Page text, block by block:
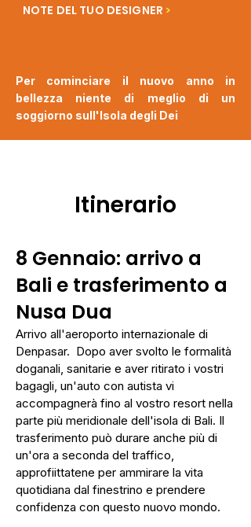
NOTE DEL TUO DESIGNER >
Per cominciare il nuovo anno in
bellezza niente di meglio di un
soggiorno sull'Isola degli Dei
Itinerario
8 Gennaio: arrivo a
Bali e trasferimento a
Nusa Dua
Arrivo all'aeroporto internazionale di
Denpasar. Dopo aver svolto le formalità
doganali, sanitarie e aver ritirato i vostri
bagagli, un'auto con autista vi
accompagnerà fino al vostro resort nella
parte più meridionale dell'isola di Bali. Il
trasferimento può durare anche più di
un'ora a seconda del traffico,
approfiittatene per ammirare la vita
quotidiana dal finestrino e prendere
confidenza con questo nuovo mondo.